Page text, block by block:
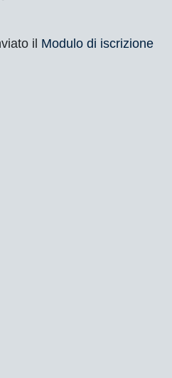
ilModulo di iscrizione